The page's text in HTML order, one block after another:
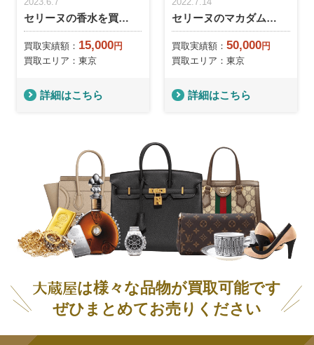
セリーヌの香水を買…
買取実績額： 15,000円
買取エリア：東京
詳細はこちら
セリーヌのマカダム…
買取実績額：50,000円
買取エリア：東京
詳細はこちら
は様々な品物が買取可能です
ぜひまとめてお売りください